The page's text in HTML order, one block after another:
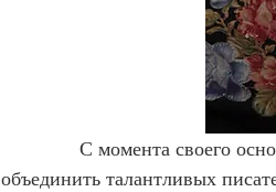
С момента своего
объединить талантливых